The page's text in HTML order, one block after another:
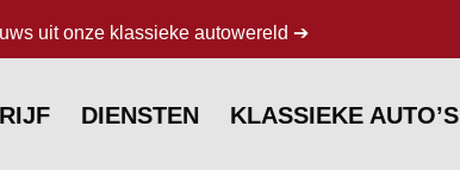
uit onze klassieke autowereld ➔
DIENSTEN KLASSIEKE AUTO’S